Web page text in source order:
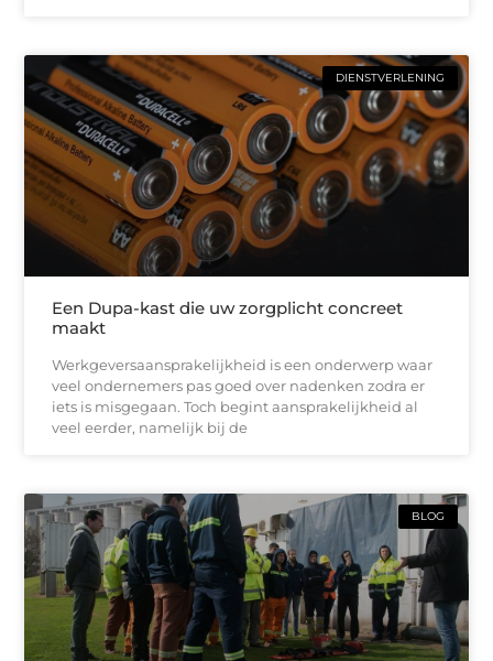
DIENSTVERLENING
Een Dupa-kast die uw zorgplicht concreet
maakt
Werkgeversaansprakelijkheid is een onderwerp waar
veel ondernemers pas goed over nadenken zodra er
iets is misgegaan. Toch begint aansprakelijkheid al
veel eerder, namelijk bij de
BLOG